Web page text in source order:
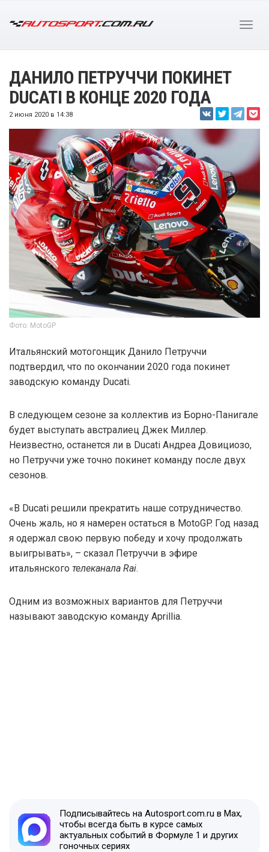
ДАНИЛО ПЕТРУЧЧИ ПОКИНЕТ
DUCATI В КОНЦЕ 2020 ГОДА
2 июня 2020 в 14:38
Фото: MotoGP
Итальянский мотогонщик Данило Петруччи
подтвердил, что по окончании 2020 года покинет
заводскую команду Ducati.
В следующем сезоне за коллектив из Борно-Панигале
будет выступать австралиец Джек Миллер.
Неизвестно, останется ли в Ducati Андреа Довициозо,
но Петруччи уже точно покинет команду после двух
сезонов.
«В Ducati решили прекратить наше сотрудничество.
Очень жаль, но я намерен остаться в MotoGP. Год назад
я одержал свою первую победу и хочу продолжать
выигрывать», – сказал Петруччи в эфире
итальянского телеканала Rai.
Одним из возможных вариантов для Петруччи
называют заводскую команду Aprillia.
Подписывайтесь на Autosport.com.ru в Max,
чтобы всегда быть в курсе самых
актуальных событий в Формуле 1 и других
гоночных сериях